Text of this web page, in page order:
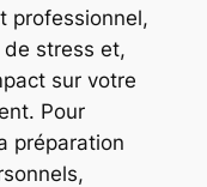
professionnel,
stress et,
sur votre
Pour
préparation